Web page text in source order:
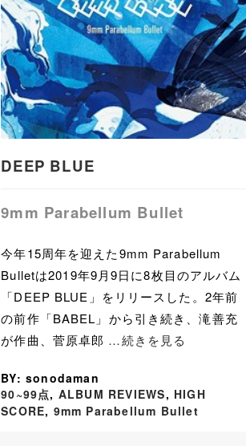
DEEP BLUE
9mm Parabellum Bullet
今年15周年を迎えた9mm Parabellum
Bulletは2019年9月9日に8枚目のアルバム
「DEEP BLUE」をリリースした。2年前
の前作「BABEL」から引き続き、滝善充
が作曲、菅原卓郎 …続きを見る
BY: sonodaman
90~99点, ALBUM REVIEWS, HIGH
SCORE, 9mm Parabellum Bullet